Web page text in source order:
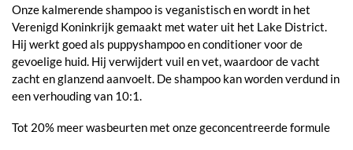
Onze kalmerende shampoo is veganistisch en wordt in het
Verenigd Koninkrijk gemaakt met water uit het Lake District.
Hij werkt goed als puppyshampoo en conditioner voor de
gevoelige huid. Hij verwijdert vuil en vet, waardoor de vacht
zacht en glanzend aanvoelt. De shampoo kan worden verdund in
een verhouding van 10:1.
Tot 20% meer wasbeurten met onze geconcentreerde formule